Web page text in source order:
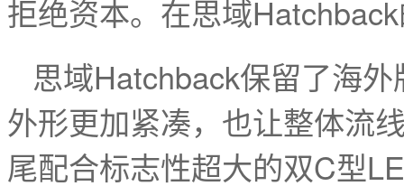
拒绝资本。在思域
思域Hatchback保留了海
外形更加紧凑，也让整体流
尾配合标志性超大的双C型